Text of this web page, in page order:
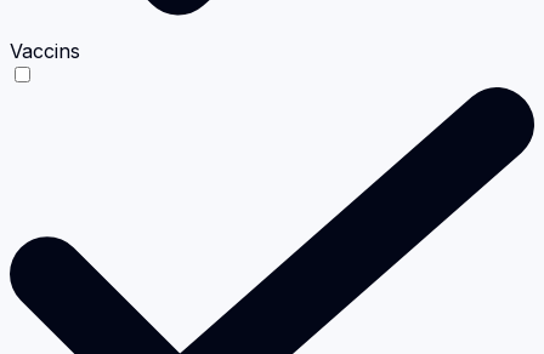
Vaccins